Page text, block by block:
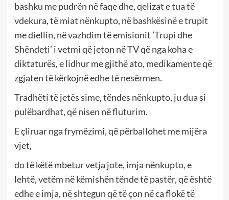
bashku me pudrën në faqe dhe, qelizat e tua të
vdekura, të miat nënkupto, në bashkësinë e trupit
me diellin, në vazhdim të emisionit ’Trupi dhe
Shëndeti’ i vetmi që jeton në TV që nga koha e
diktaturës, e lidhur me gjithë ato, medikamente që
zgjaten të kërkojnë edhe të nesërmen.
Tradhëti të jetës sime, tëndes nënkupto, ju dua si
pulëbardhat, që nisen në fluturim.
E çliruar nga frymëzimi, që përballohet me mijëra
vjet,
do të këtë mbetur vetja jote, imja nënkupto, e
lehtë, vetëm në këmishën tënde të pastër, që është
edhe e imja, në shtegun që të çon në ca flokë të